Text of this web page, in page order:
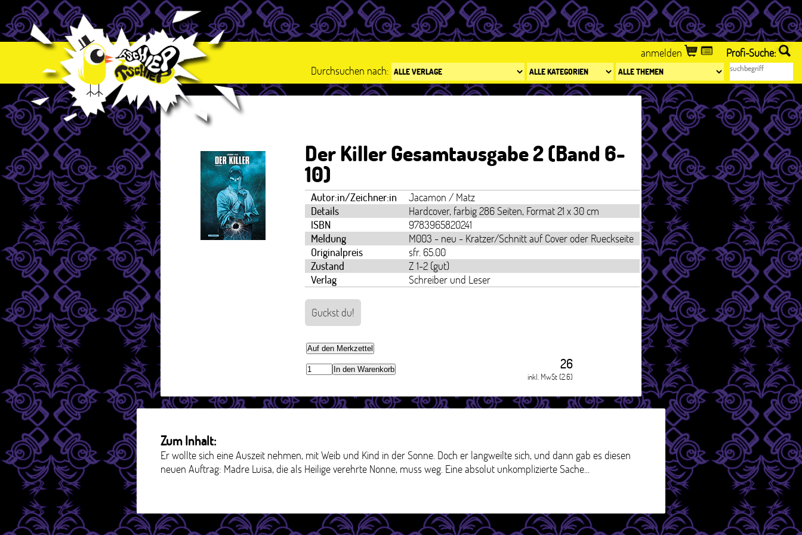
anmelden
Profi-Suche:
Durchsuchen nach:
Der Killer Gesamtausgabe 2 (Band 6-
10)
Autor:in/Zeichner:in
Jacamon / Matz
Details
Hardcover, farbig 286 Seiten, Format 21 x 30 cm
ISBN
9783965820241
Meldung
M003 - neu - Kratzer/Schnitt auf Cover oder Rueckseite
Originalpreis
sfr. 65.00
Zustand
Z 1-2 (gut)
Verlag
Schreiber und Leser
Guckst du!
Auf den Merkzettel
In den Warenkorb 26
inkl. MwSt (2.6)
Zum Inhalt:
Er wollte sich eine Auszeit nehmen, mit Weib und Kind in der Sonne. Doch er langweilte sich, und dann gab es diesen
neuen Auftrag: Madre Luisa, die als Heilige verehrte Nonne, muss weg. Eine absolut unkomplizierte Sache...